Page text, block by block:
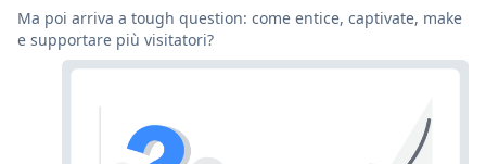
Ma poi arriva a tough question: come entice, captivate, make
e supportare più visitatori?